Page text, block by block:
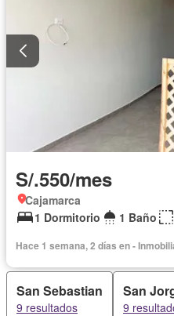
S/.550/mes
Cajamarca
1 Dormitorio
1 Baño
Hace 1 semana, 2 días en -
San Sebastian
9 resultados
San
9